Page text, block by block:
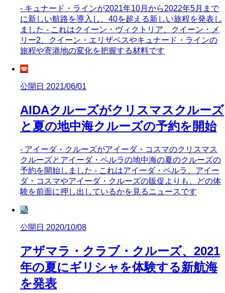
- キュナード・ラインが2021年10月から2022年5月まで
に新しい航路を導入し、40を超える新しい旅程を発表し
ました - これはクイーン・ヴィクトリア、クイーン・メ
リー2、クイーン・エリザベスやキュナード・ラインの
旅程や寄港地の変化を把握する材料です
💋
公開日 2021/06/01
AIDAクルーズがクリスマスクルーズ
と夏の地中海クルーズの予約を開始
- アイーダ・クルーズがアイーダ・コスマのクリスマス
クルーズとアイーダ・ペルラの地中海の夏のクルーズの
予約を開始しました - これはアイーダ・ペルラ、アイー
ダ・コスマやアイーダ・クルーズの販促よりも、どの体
験を前面に押し出しているかを見るニュースです
🌙
公開日 2020/10/08
アザマラ・クラブ・クルーズ、2021
年の夏にギリシャを体験する新航海
を発表